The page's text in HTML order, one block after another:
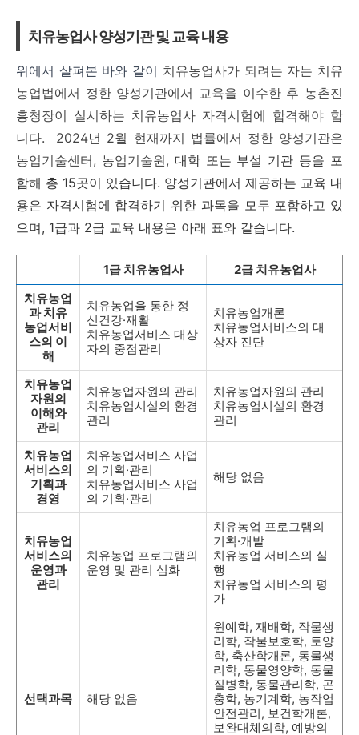
치유농업사 양성기관 및 교육 내용
위에서 살펴본 바와 같이 치유농업사가 되려는 자는 치유
농업법에서 정한 양성기관에서 교육을 이수한 후 농촌진
흥청장이 실시하는 치유농업사 자격시험에 합격해야 합
니다. 2024년 2월 현재까지 법률에서 정한 양성기관은
농업기술센터, 농업기술원, 대학 또는 부설 기관 등을 포
함해 총 15곳이 있습니다. 양성기관에서 제공하는 교육 내
용은 자격시험에 합격하기 위한 과목을 모두 포함하고 있
으며, 1급과 2급 교육 내용은 아래 표와 같습니다.
1급 치유농업사
2급 치유농업사
치유농업
과 치유
농업서비
스의 이
해
치유농업을 통한 정
신건강·재활
치유농업서비스 대상
자의 중점관리
치유농업개론
치유농업서비스의 대
상자 진단
치유농업
자원의
이해와
관리
치유농업자원의 관리
치유농업시설의 환경
관리
치유농업자원의 관리
치유농업시설의 환경
관리
치유농업
서비스의
기획과
경영
치유농업서비스 사업
의 기획·관리
치유농업서비스 사업
의 기획·관리
해당 없음
치유농업
서비스의
운영과
관리
치유농업 프로그램의
운영 및 관리 심화
치유농업 프로그램의
기획·개발
치유농업 서비스의 실
행
치유농업 서비스의 평
가
선택과목 해당 없음
원예학, 재배학, 작물생
리학, 작물보호학, 토양
학, 축산학개론, 동물생
리학, 동물영양학, 동물
질병학, 동물관리학, 곤
충학, 농기계학, 농작업
안전관리, 보건학개론,
보완대체의학, 예방의